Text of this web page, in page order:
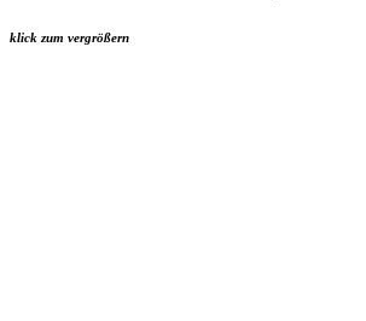
klick zum vergrößern